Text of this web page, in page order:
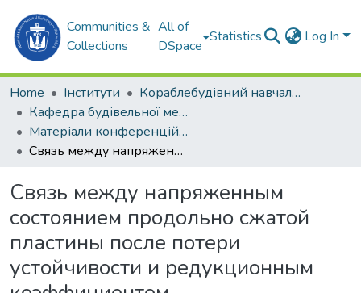
Communities &
Collections
All of
DSpace
Statistics Log In
Home Інститути
Кораблебудівний навчально-науковий інститут (КННІ)
Кафедра будівельної механіки та конструкції корпусу корабля (БМтаККК)
Матеріали конференцій (БМтаККК)
Связь между напряженным состоянием продольно сжатой пластины после потери устойчивости и редукционным коэффициентом
Связь между напряженным
состоянием продольно сжатой
пластины после потери
устойчивости и редукционным